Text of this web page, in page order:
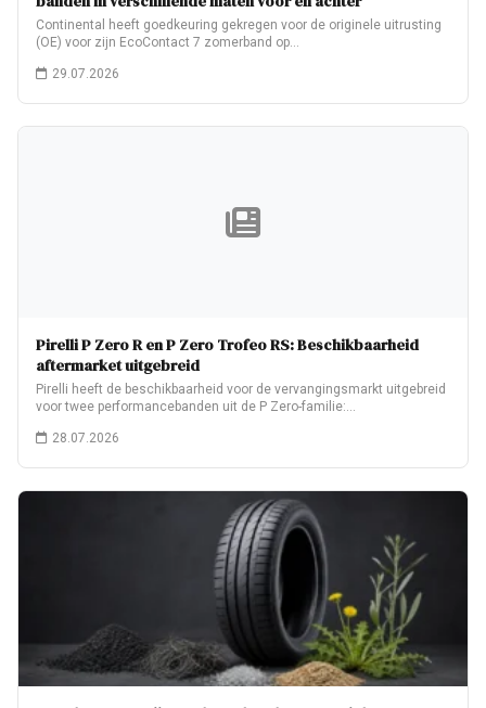
Continental heeft goedkeuring gekregen voor de originele uitrusting
(OE) voor zijn EcoContact 7 zomerband op…
29.07.2026
Pirelli P Zero R en P Zero Trofeo RS: Beschikbaarheid
aftermarket uitgebreid
Pirelli heeft de beschikbaarheid voor de vervangingsmarkt uitgebreid
voor twee performancebanden uit de P Zero-familie:…
28.07.2026